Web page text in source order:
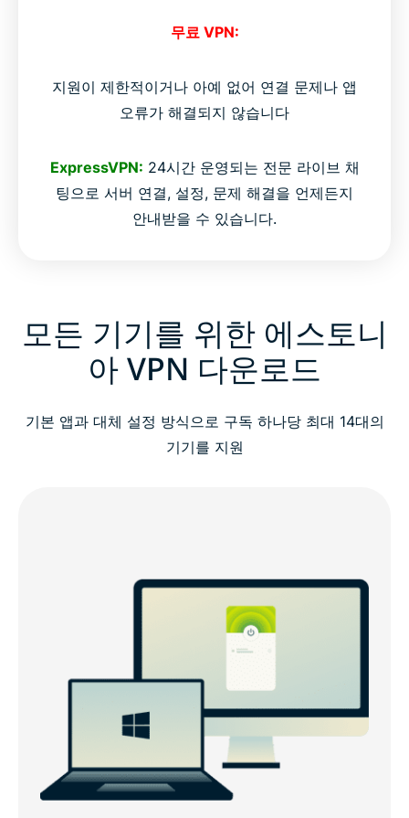
무료 VPN:
지원이 제한적이거나 아예 없어 연결 문제나 앱
오류가 해결되지 않습니다
ExpressVPN: 24시간 운영되는 전문 라이브 채
팅으로 서버 연결, 설정, 문제 해결을 언제든지
안내받을 수 있습니다.
모든 기기를 위한 에스토니
아 VPN 다운로드
기본 앱과 대체 설정 방식으로 구독 하나당 최대 14대의
기기를 지원